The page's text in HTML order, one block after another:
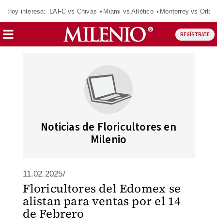
Hoy interesa: LAFC vs Chivas Miami vs Atlético Monterrey vs
REGÍSTRATE
Noticias de Floricultores en
Milenio
11.02.2025/
Floricultores del Edomex se
alistan para ventas por el 14
de Febrero